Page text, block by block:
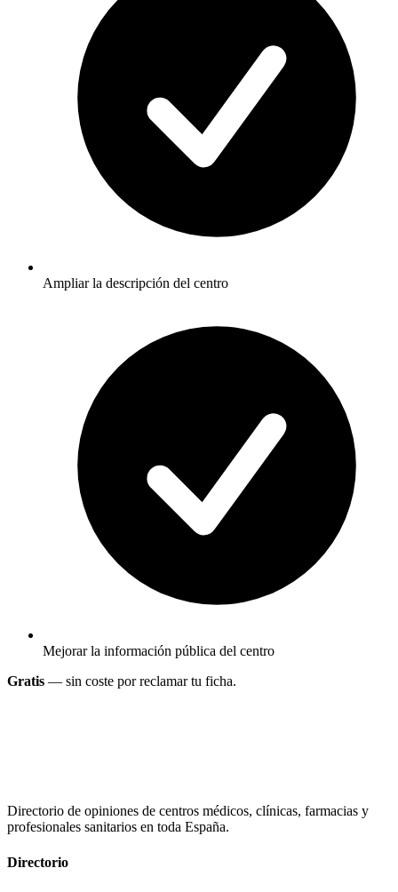
Ampliar la descripción del centro
Mejorar la información pública del centro
Gratis — sin coste por reclamar tu ficha.
Directorio de opiniones de centros médicos, clínicas, farmacias y
profesionales sanitarios en toda España.
Directorio